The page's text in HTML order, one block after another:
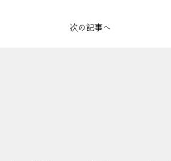
次の記事へ